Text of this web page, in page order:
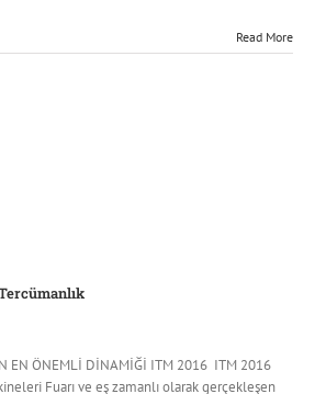
Read More
EN ÖNEMLİ DİNAMİĞİ ITM 2016 ITM 2016
Fuarı ve eş zamanlı olarak gerçekleşen